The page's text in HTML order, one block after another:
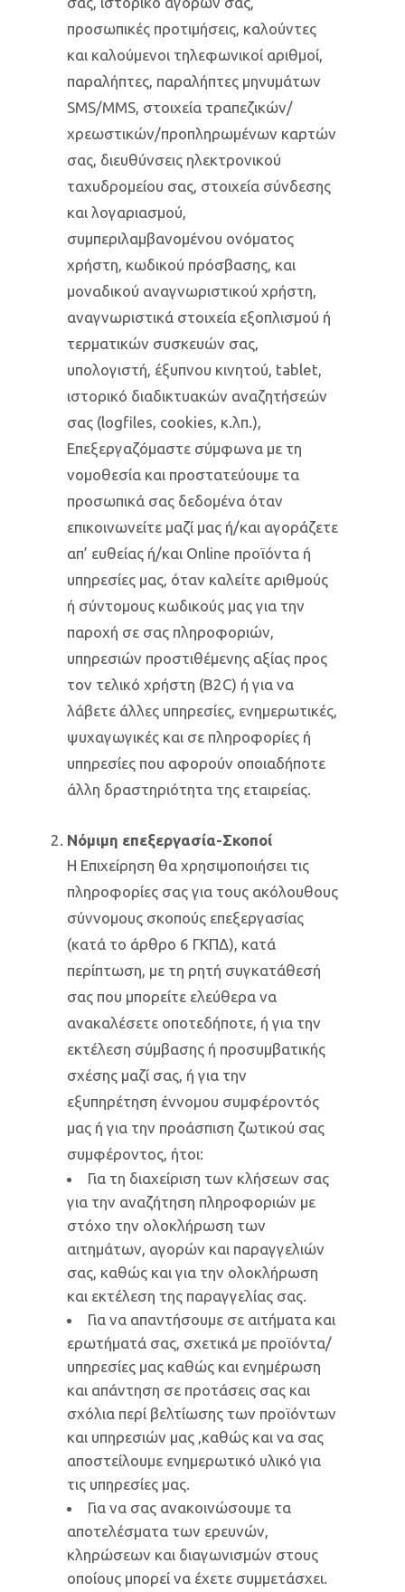
προσωπικές προτιμήσεις, καλούντες
και καλούμενοι τηλεφωνικοί αριθμοί,
παραλήπτες, παραλήπτες μηνυμάτων
SMS/MMS, στοιχεία τραπεζικών/
χρεωστικών/προπληρωμένων καρτών
σας, διευθύνσεις ηλεκτρονικού
ταχυδρομείου σας, στοιχεία σύνδεσης
και λογαριασμού,
συμπεριλαμβανομένου ονόματος
χρήστη, κωδικού πρόσβασης, και
μοναδικού αναγνωριστικού χρήστη,
αναγνωριστικά στοιχεία εξοπλισμού ή
τερματικών συσκευών σας,
υπολογιστή, έξυπνου κινητού, tablet,
ιστορικό διαδικτυακών αναζητήσεών
σας (logfiles, cookies, κ.λπ.),
Επεξεργαζόμαστε σύμφωνα με τη
νομοθεσία και προστατεύουμε τα
προσωπικά σας δεδομένα όταν
επικοινωνείτε μαζί μας ή/και αγοράζετε
απ’ ευθείας ή/και Online προϊόντα ή
υπηρεσίες μας, όταν καλείτε αριθμούς
ή σύντομους κωδικούς μας για την
παροχή σε σας πληροφοριών,
υπηρεσιών προστιθέμενης αξίας προς
τον τελικό χρήστη (Β2C) ή για να
λάβετε άλλες υπηρεσίες, ενημερωτικές,
ψυχαγωγικές και σε πληροφορίες ή
υπηρεσίες που αφορούν οποιαδήποτε
άλλη δραστηριότητα της εταιρείας.
Νόμιμη επεξεργασία-Σκοποί
Η Επιχείρηση θα χρησιμοποιήσει τις
πληροφορίες σας για τους ακόλουθους
σύννομους σκοπούς επεξεργασίας
(κατά το άρθρο 6 ΓΚΠΔ), κατά
περίπτωση, με τη ρητή συγκατάθεσή
σας που μπορείτε ελεύθερα να
ανακαλέσετε οποτεδήποτε, ή για την
εκτέλεση σύμβασης ή προσυμβατικής
σχέσης μαζί σας, ή για την
εξυπηρέτηση έννομου συμφέροντός
μας ή για την προάσπιση ζωτικού σας
συμφέροντος, ήτοι:
Για τη διαχείριση των κλήσεων σας
για την αναζήτηση πληροφοριών με
στόχο την ολοκλήρωση των
αιτημάτων, αγορών και παραγγελιών
σας, καθώς και για την ολοκλήρωση
και εκτέλεση της παραγγελίας σας.
Για να απαντήσουμε σε αιτήματα και
ερωτήματά σας, σχετικά με προϊόντα/
υπηρεσίες μας καθώς και ενημέρωση
και απάντηση σε προτάσεις σας και
σχόλια περί βελτίωσης των προϊόντων
και υπηρεσιών μας ,καθώς και να σας
αποστείλουμε ενημερωτικό υλικό για
τις υπηρεσίες μας.
Για να σας ανακοινώσουμε τα
αποτελέσματα των ερευνών,
κληρώσεων και διαγωνισμών στους
οποίους μπορεί να έχετε συμμετάσχει.